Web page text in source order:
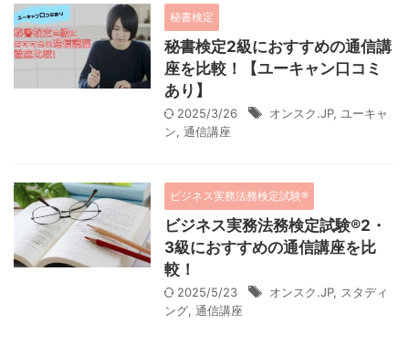
秘書検定
秘書検定2級におすすめの通信講
座を比較！【ユーキャン口コミ
あり】
2025/3/26 オンスク.JP, ユーキャ
ン, 通信講座
ビジネス実務法務検定試験®
ビジネス実務法務検定試験®2・
3級におすすめの通信講座を比
較！
2025/5/23 オンスク.JP, スタディ
ング, 通信講座